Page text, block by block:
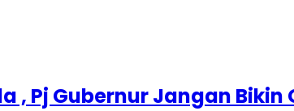
, Pj Gubernur Jangan Bikin